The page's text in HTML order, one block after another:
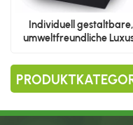
Individuell gestaltbare,
umweltfreundliche